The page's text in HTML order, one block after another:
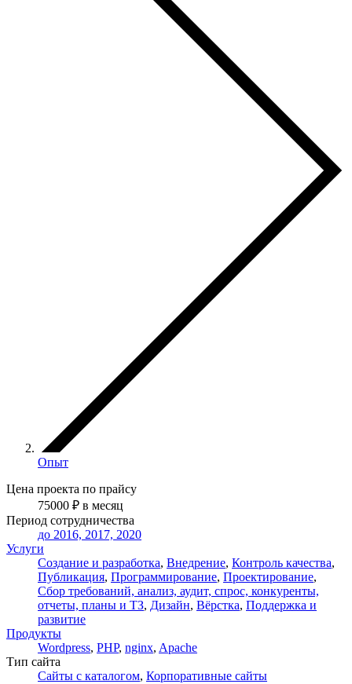
Опыт
Цена проекта по прайсу
75000 ₽ в месяц
Период сотрудничества
до 2016, 2017, 2020
Услуги
Создание и разработка, Внедрение, Контроль качества,
Публикация, Программирование, Проектирование,
Сбор требований, анализ, аудит, спрос, конкуренты,
отчеты, планы и ТЗ, Дизайн, Вёрстка, Поддержка и
развитие
Продукты
Wordpress, PHP, nginx, Apache
Тип сайта
Сайты с каталогом, Корпоративные сайты